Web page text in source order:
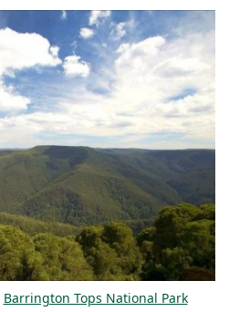
Barrington Tops National Park